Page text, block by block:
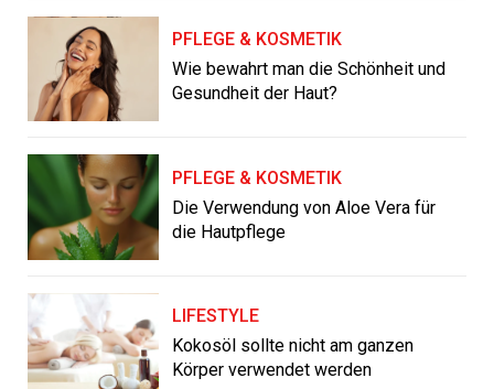
PFLEGE & KOSMETIK
Wie bewahrt man die Schönheit und
Gesundheit der Haut?
PFLEGE & KOSMETIK
Die Verwendung von Aloe Vera für
die Hautpflege
LIFESTYLE
Kokosöl sollte nicht am ganzen
Körper verwendet werden